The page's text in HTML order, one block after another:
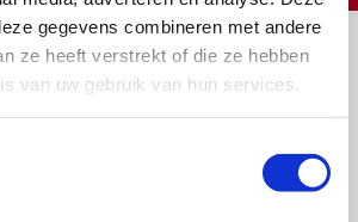
gegevens combineren met andere
ze heeft verstrekt of die ze hebben
van uw gebruik van hun services.